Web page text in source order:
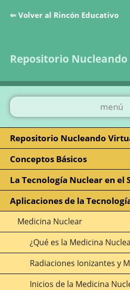
⇐ Volver al Rincón Educativo
Repositorio
menú
Repositorio Nucleando
Conceptos Básicos
La Tecnología Nuclear en el
Aplicaciones de la
Medicina Nuclear
¿Qué es la Medicina
Radiaciones Ionizantes y
Inicios de la Medicina